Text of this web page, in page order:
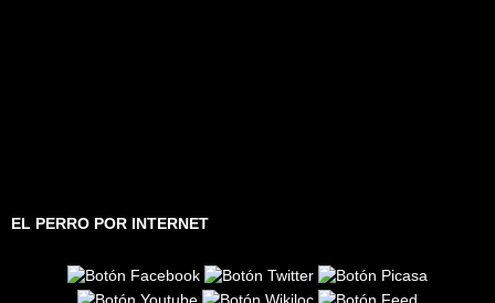
EL PERRO POR INTERNET